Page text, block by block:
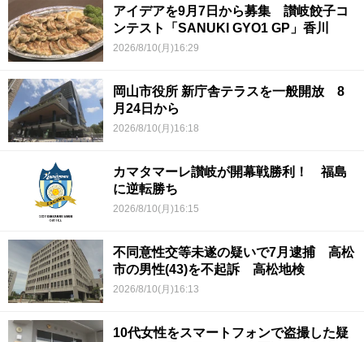
アイデアを9月7日から募集 讃岐餃子コ
ンテスト「SANUKI GYO1 GP」香川
2026/8/10(月)16:29
岡山市役所 新庁舎テラスを一般開放 8
月24日から
2026/8/10(月)16:18
カマタマーレ讃岐が開幕戦勝利！ 福島
に逆転勝ち
2026/8/10(月)16:15
不同意性交等未遂の疑いで7月逮捕 高松
市の男性(43)を不起訴 高松地検
2026/8/10(月)16:13
10代女性をスマートフォンで盗撮した疑